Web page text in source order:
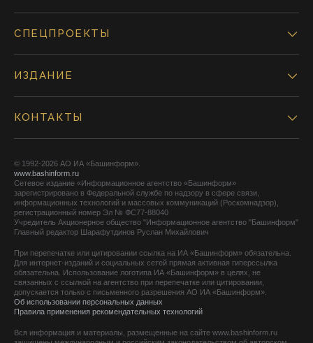
СПЕЦПРОЕКТЫ
ИЗДАНИЕ
КОНТАКТЫ
© 1992-2026 АО ИА «Башинформ».
www.bashinform.ru
Сетевое издание «Информационное агентство «Башинформ»
зарегистрировано в Федеральной службе по надзору в сфере связи,
информационных технологий и массовых коммуникаций (Роскомнадзор),
регистрационный номер Эл № ФС77-88040
Учредитель Акционерное общество "Информационное агентство "Башинформ"
Главный редактор Шарафутдинов Руслан Михайлович
При перепечатке или цитировании ссылка на ИА «Башинформ» обязательна.
Для интернет-изданий и социальных сетей прямая активная гиперссылка
обязательна. Использование логотипа ИА «Башинформ» в целях, не
связанных с ссылкой на агентство при перепечатке или цитировании,
допускается только с письменного разрешения АО ИА «Башинформ».
Об использовании персональных данных
Правила применения рекомендательных технологий
Вся информация и материалы, размещенные на сайте www.bashinform.ru